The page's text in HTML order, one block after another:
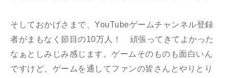
そしておかげさまで、YouTubeゲームチャンネル登録
者がまもなく節目の10万人！ 頑張ってきてよかった
なぁとしみじみ感じます。ゲームそのものも面白いん
ですけど、ゲームを通してファンの皆さんとやりとり